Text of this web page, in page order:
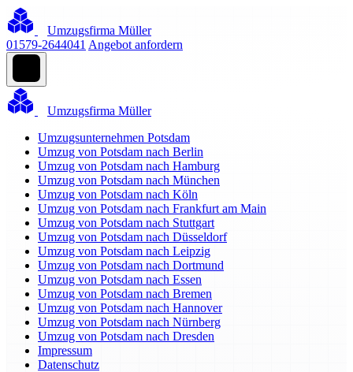
Umzugsfirma Müller
01579-2644041 Angebot anfordern
Umzugsfirma Müller
Umzugsunternehmen Potsdam
Umzug von Potsdam nach Berlin
Umzug von Potsdam nach Hamburg
Umzug von Potsdam nach München
Umzug von Potsdam nach Köln
Umzug von Potsdam nach Frankfurt am Main
Umzug von Potsdam nach Stuttgart
Umzug von Potsdam nach Düsseldorf
Umzug von Potsdam nach Leipzig
Umzug von Potsdam nach Dortmund
Umzug von Potsdam nach Essen
Umzug von Potsdam nach Bremen
Umzug von Potsdam nach Hannover
Umzug von Potsdam nach Nürnberg
Umzug von Potsdam nach Dresden
Impressum
Datenschutz